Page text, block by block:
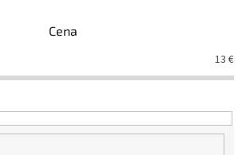
Cena
13 €